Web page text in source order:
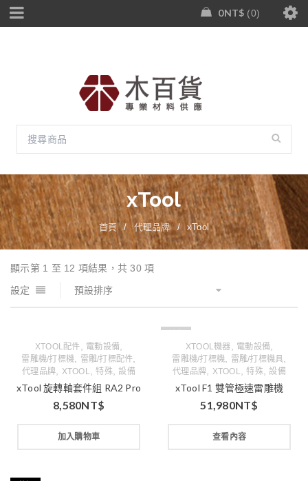
0NT$ 0
xTool
首頁 / 代理品牌 / xTool
顯示第 1 至 12 項結果，共 30 項
設定
預設排序
XTOOL配件 電動設備
雷雕機/打標機 雷雕/打標配件
代理品牌 XTOOL ,特殊, 設備
xTool 旋轉軸套件組 RA2 Pro
8,580NT$
加入購物車
XTOOL機器 電動設備
雷雕機/打標機 雷雕/打標機具
代理品牌 XTOOL ,特殊, 設備
xTool F1 雙管極速雷雕機
51,980NT$
查看內容